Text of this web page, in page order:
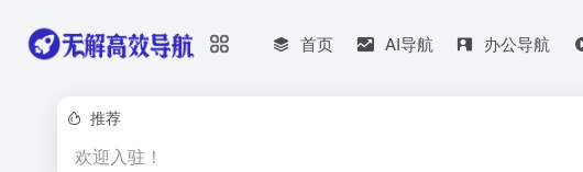
首页 AI导航 办公导航
推荐
欢迎入驻！